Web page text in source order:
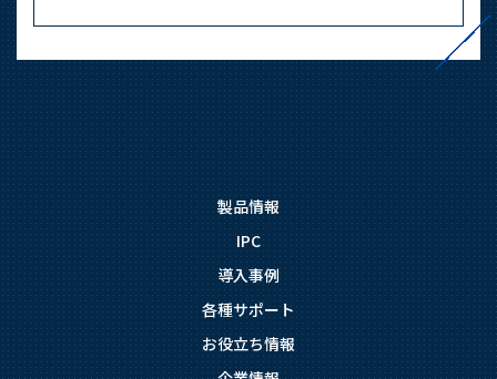
製品情報
IPC
導入事例
各種サポート
お役立ち情報